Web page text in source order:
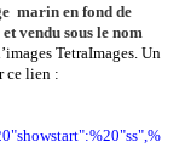
marin en fond de
vendu sous le nom
TetraImages. Un
ce lien :